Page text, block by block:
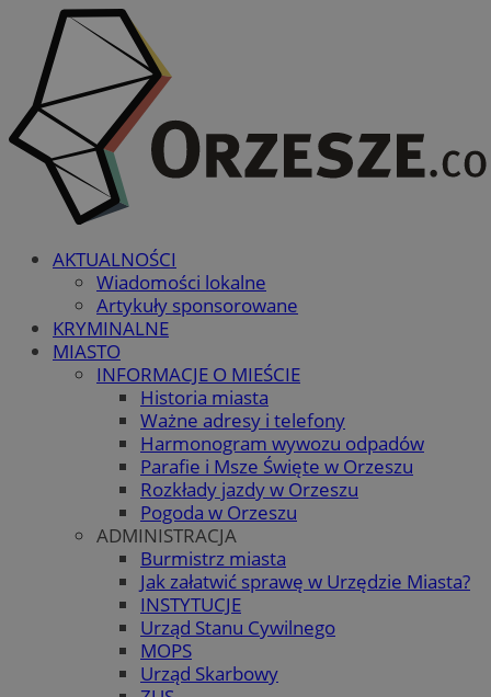
AKTUALNOŚCI
Wiadomości lokalne
Artykuły sponsorowane
KRYMINALNE
MIASTO
INFORMACJE O MIEŚCIE
Historia miasta
Ważne adresy i telefony
Harmonogram wywozu odpadów
Parafie i Msze Święte w Orzeszu
Rozkłady jazdy w Orzeszu
Pogoda w Orzeszu
ADMINISTRACJA
Burmistrz miasta
Jak załatwić sprawę w Urzędzie Miasta?
INSTYTUCJE
Urząd Stanu Cywilnego
MOPS
Urząd Skarbowy